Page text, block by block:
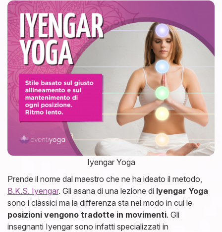
Iyengar Yoga
Prende il nome dal maestro che ne ha ideato il metodo,
B.K.S. Iyengar. Gli asana di una lezione di Iyengar Yoga
sono i classici ma la differenza sta nel modo in cui le
posizioni vengono tradotte in movimenti. Gli
insegnanti Iyengar sono infatti specializzati in